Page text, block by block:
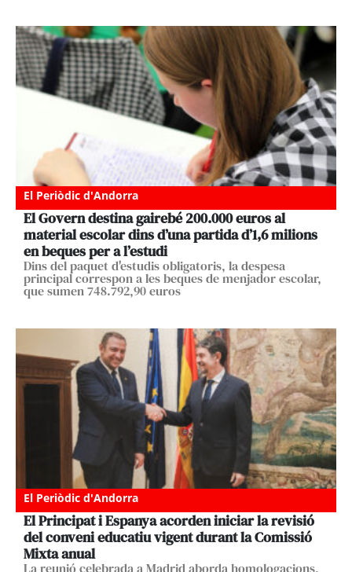
El Periòdic d'Andorra
El Govern destina gairebé 200.000 euros al
material escolar dins d’una partida d’1,6 milions
en beques per a l’estudi
Dins del paquet d'estudis obligatoris, la despesa
principal correspon a les beques de menjador escolar,
que sumen 748.792,90 euros
El Periòdic d'Andorra
El Principat i Espanya acorden iniciar la revisió
del conveni educatiu vigent durant la Comissió
Mixta anual
La reunió celebrada a Madrid aborda homologacions,